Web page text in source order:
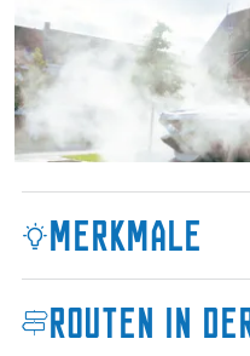
4
r
1
F
o
u
n
t
a
D
Merkmale
Routen in